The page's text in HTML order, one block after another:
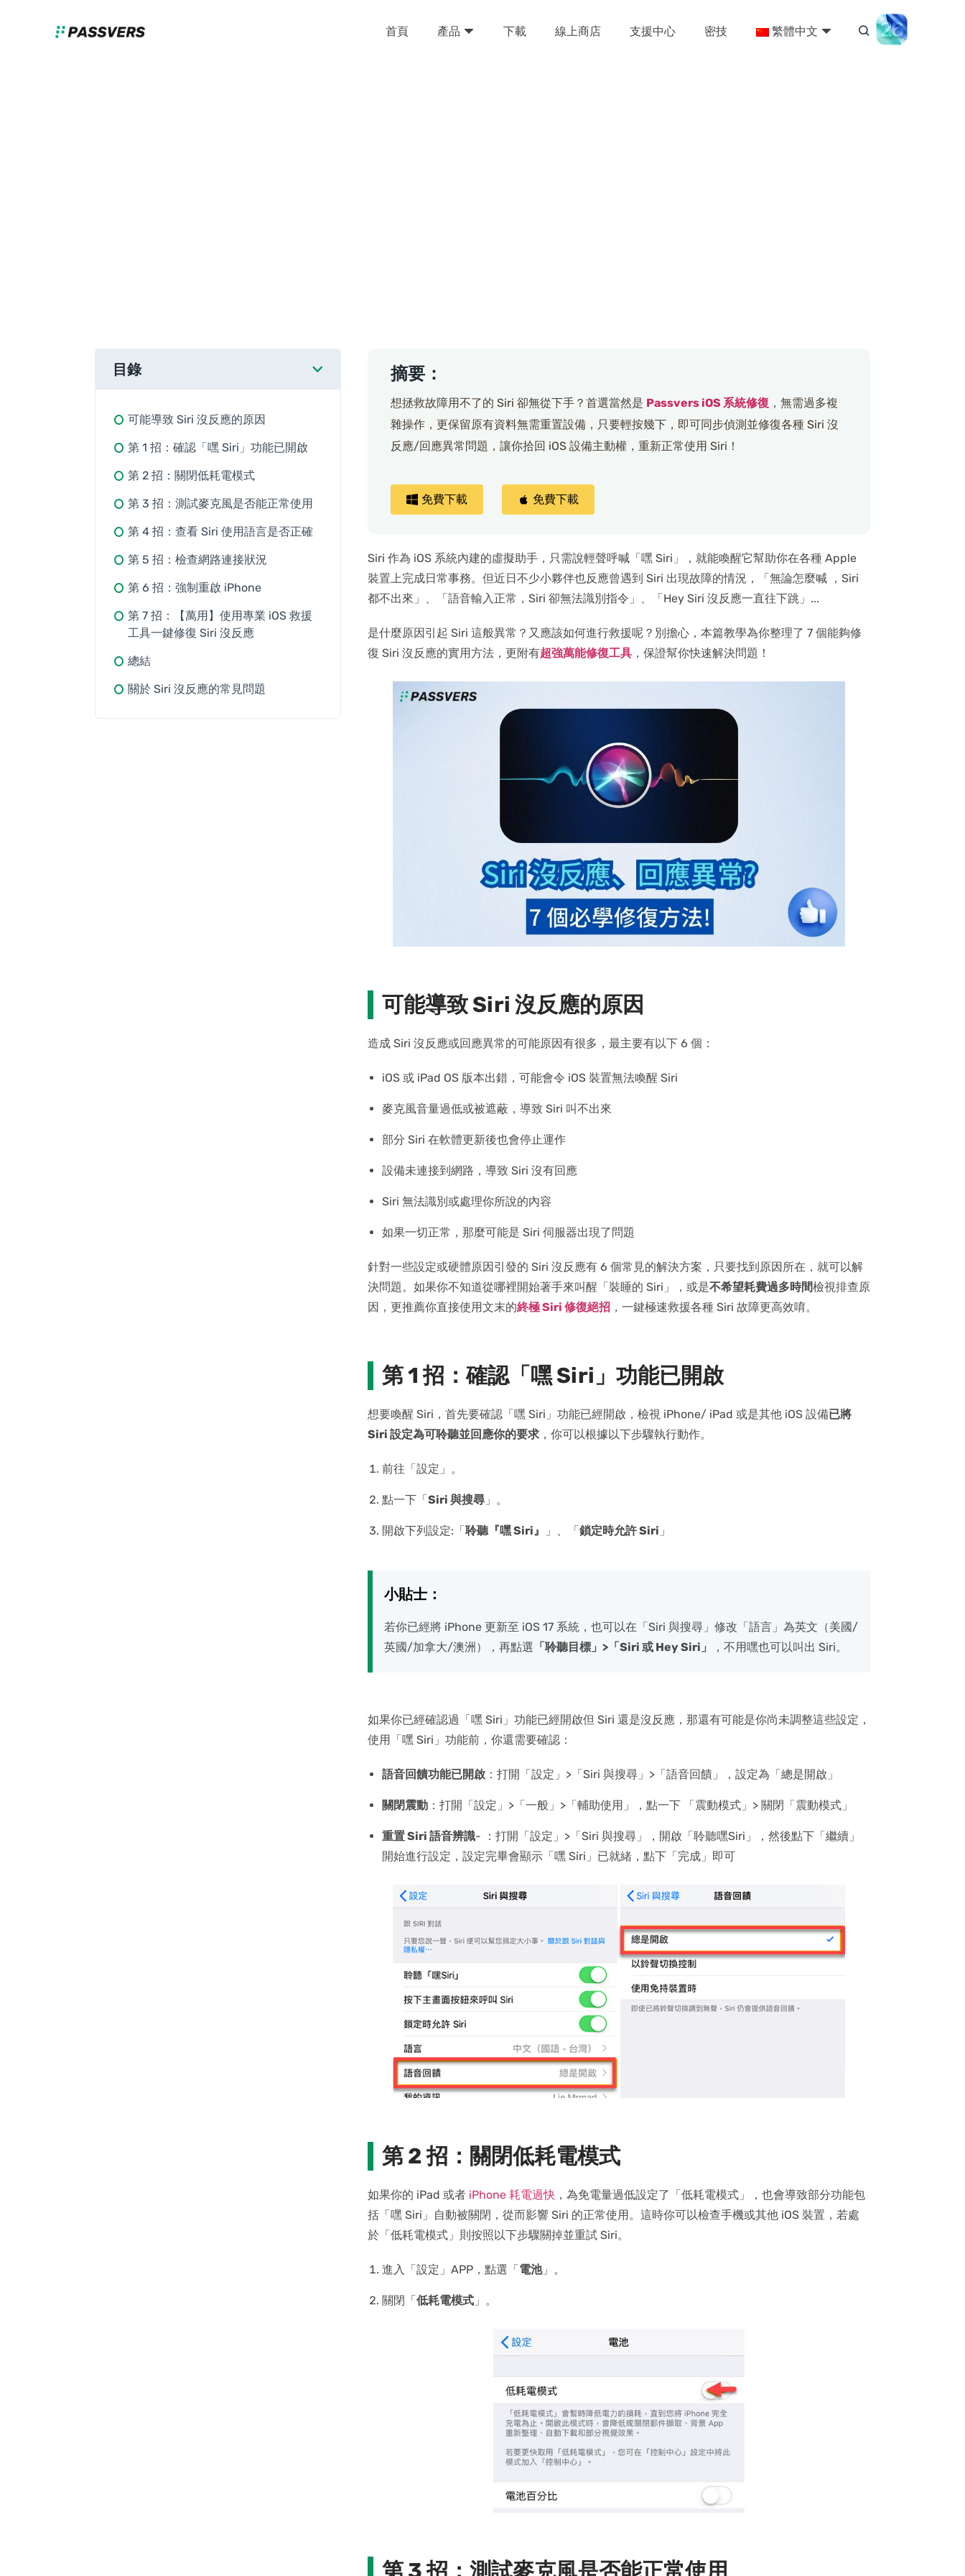
首頁 產品 下載 線上商店 支援中心 密技 繁體中文
目錄
可能導致 Siri 沒反應的原因
第 1 招：確認「嘿 Siri」功能已開啟
第 2 招：關閉低耗電模式
第 3 招：測試麥克風是否能正常使用
第 4 招：查看 Siri 使用語言是否正確
第 5 招：檢查網路連接狀況
第 6 招：強制重啟 iPhone
第 7 招：【萬用】使用專業 iOS 救援
工具一鍵修復 Siri 沒反應
總結
關於 Siri 沒反應的常見問題
摘要：
想拯救故障用不了的 Siri 卻無從下手？首選當然是 Passvers iOS 系統修復 ，無需過多複
雜操作，更保留原有資料無需重置設備，只要輕按幾下，即可同步偵測並修復各種 Siri 沒
反應/回應異常問題，讓你拾回 iOS 設備主動權，重新正常使用 Siri！
免費下載 免費下載
Siri 作為 iOS 系統內建的虛擬助手，只需說輕聲呼喊「嘿 Siri」，就能喚醒它幫助你在各種 Apple
裝置上完成日常事務。但近日不少小夥伴也反應曾遇到 Siri 出現故障的情況，「無論怎麼喊 ，Siri
都不出來」、「語音輸入正常，Siri 卻無法識別指令」、「Hey Siri 沒反應一直往下跳」...
是什麼原因引起 Siri 這般異常？又應該如何進行救援呢？別擔心，本篇教學為你整理了 7 個能夠修
復 Siri 沒反應的實用方法，更附有超強萬能修復工具 ，保證幫你快速解決問題！
可能導致 Siri 沒反應的原因
造成 Siri 沒反應或回應異常的可能原因有很多，最主要有以下 6 個：
iOS 或 iPad OS 版本出錯，可能會令 iOS 裝置無法喚醒 Siri
麥克風音量過低或被遮蔽，導致 Siri 叫不出來
部分 Siri 在軟體更新後也會停止運作
設備未連接到網路，導致 Siri 沒有回應
Siri 無法識別或處理你所說的內容
如果一切正常，那麼可能是 Siri 伺服器出現了問題
針對一些設定或硬體原因引發的 Siri 沒反應有 6 個常見的解決方案，只要找到原因所在，就可以解
決問題。如果你不知道從哪裡開始著手來叫醒「裝睡的 Siri」，或是不希望耗費過多時間檢視排查原
因，更推薦你直接使用文末的終極 Siri 修復絕招 ，一鍵極速救援各種 Siri 故障更高效唷。
第 1 招：確認「嘿 Siri」功能已開啟
想要喚醒 Siri，首先要確認「嘿 Siri」功能已經開啟，檢視 iPhone/ iPad 或是其他 iOS 設備已將
Siri 設定為可聆聽並回應你的要求 ，你可以根據以下步驟執行動作。
前往「設定」。
點一下「Siri 與搜尋 」。
開啟下列設定:「聆聽『嘿 Siri』 」、「鎖定時允許 Siri 」
小貼士：
若你已經將 iPhone 更新至 iOS 17 系統，也可以在「Siri 與搜尋」修改「語言」為英文（美國/
英國/加拿大/澳洲），再點選 「聆聽目標」>「Siri 或 Hey Siri」 ，不用嘿也可以叫出 Siri。
如果你已經確認過「嘿 Siri」功能已經開啟但 Siri 還是沒反應，那還有可能是你尚未調整這些設定，
使用「嘿 Siri」功能前，你還需要確認：
語音回饋功能已開啟 ：打開「設定」>「Siri 與搜尋」>「語音回饋」，設定為「總是開啟」
關閉震動 ：打開「設定」>「一般」>「輔助使用」，點一下 「震動模式」> 關閉「震動模式」
重置 Siri 語音辨識- ：打開「設定」>「Siri 與搜尋」，開啟「聆聽嘿Siri」，然後點下「繼續」
開始進行設定，設定完畢會顯示「嘿 Siri」已就緒，點下「完成」即可
第 2 招：關閉低耗電模式
如果你的 iPad 或者 iPhone 耗電過快 ，為免電量過低設定了「低耗電模式」，也會導致部分功能包
括「嘿 Siri」自動被關閉，從而影響 Siri 的正常使用。這時你可以檢查手機或其他 iOS 裝置，若處
於「低耗電模式」則按照以下步驟關掉並重試 Siri。
進入「設定」APP，點選「電池」。
關閉「低耗電模式 」。